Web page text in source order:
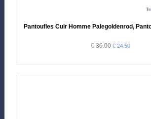
Pantoufles Cuir Homme Palegoldenrod,
€ 36.00 € 24.50